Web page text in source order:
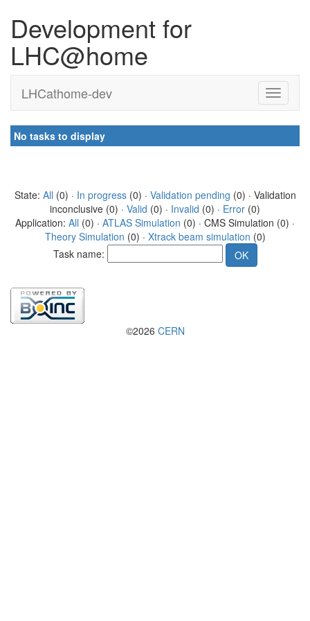
Development for
LHC@home
LHCathome-dev
No tasks to display
State: All (0) · In progress(0) · Validation pending (0) · Validation
inconclusive (0) · Valid (0) · Invalid (0) · Error (0)
Application: All (0) · ATLAS Simulation (0) · CMS Simulation (0) ·
Theory Simulation (0) · Xtrack beam simulation (0)
Task name:
©2026 CERN